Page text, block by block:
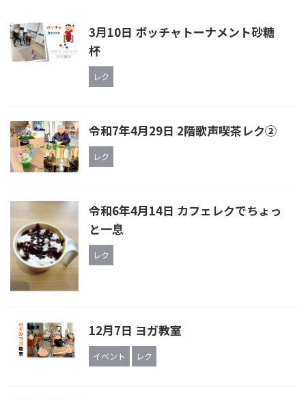
3月10日 ボッチャトーナメント砂糖
杯
レク
令和7年4月29日 2階歌声喫茶レク②
レク
令和6年4月14日 カフェレクでちょっ
と一息
レク
12月7日 ヨガ教室
イベント レク